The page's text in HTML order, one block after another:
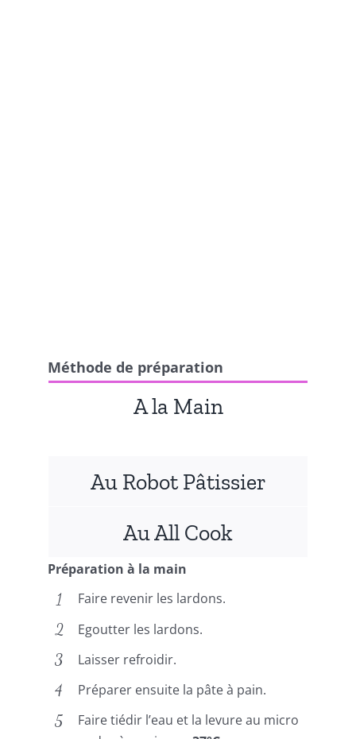
Méthode de préparation
A la Main
Au Robot Pâtissier
Au All Cook
Préparation à la main
Faire revenir les lardons.
Egoutter les lardons.
Laisser refroidir.
Préparer ensuite la pâte à pain.
Faire tiédir l’eau et la levure au micro